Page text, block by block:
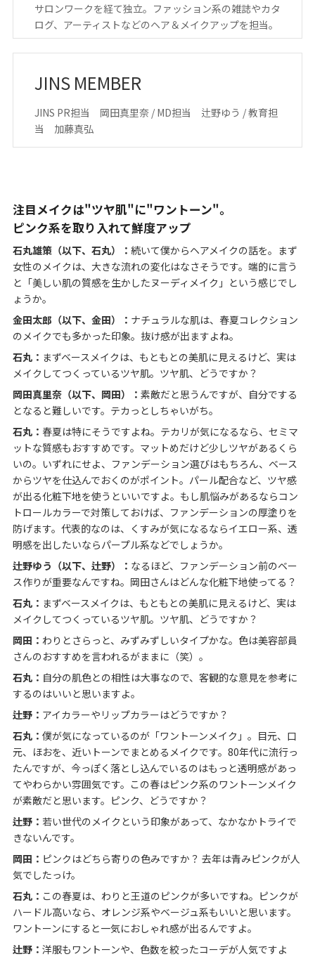
サロンワークを経て独立。ファッション系の雑誌やカタ
ログ、アーティストなどのヘア＆メイクアップを担当。
JINS MEMBER
JINS PR担当 岡田真里奈 / MD担当 辻野ゆう / 教育担
当 加藤真弘
注目メイクは"ツヤ肌"に"ワントーン"。
ピンク系を取り入れて鮮度アップ
石丸雄策（以下、石丸）： 続いて僕からヘアメイクの話を。まず
女性のメイクは、大きな流れの変化はなさそうです。端的に言う
と「美しい肌の質感を生かしたヌーディメイク」という感じでし
ょうか。
金田太郎（以下、金田）： ナチュラルな肌は、春夏コレクション
のメイクでも多かった印象。抜け感が出ますよね。
石丸： まずベースメイクは、もともとの美肌に見えるけど、実は
メイクしてつくっているツヤ肌。ツヤ肌、どうですか？
岡田真里奈（以下、岡田）： 素敵だと思うんですが、自分でする
となると難しいです。テカっとしちゃいがち。
石丸： 春夏は特にそうですよね。テカリが気になるなら、セミマ
ットな質感もおすすめです。マットめだけど少しツヤがあるくら
いの。いずれにせよ、ファンデーション選びはもちろん、ベース
からツヤを仕込んでおくのがポイント。パール配合など、ツヤ感
が出る化粧下地を使うといいですよ。もし肌悩みがあるならコン
トロールカラーで対策しておけば、ファンデーションの厚塗りを
防げます。代表的なのは、くすみが気になるならイエロー系、透
明感を出したいならパープル系などでしょうか。
辻野ゆう（以下、辻野）： なるほど、ファンデーション前のベー
ス作りが重要なんですね。岡田さんはどんな化粧下地使ってる？
石丸： まずベースメイクは、もともとの美肌に見えるけど、実は
メイクしてつくっているツヤ肌。ツヤ肌、どうですか？
岡田： わりとさらっと、みずみずしいタイプかな。色は美容部員
さんのおすすめを言われるがままに（笑）。
石丸： 自分の肌色との相性は大事なので、客観的な意見を参考に
するのはいいと思いますよ。
辻野： アイカラーやリップカラーはどうですか？
石丸： 僕が気になっているのが「ワントーンメイク」。目元、口
元、ほおを、近いトーンでまとめるメイクです。80年代に流行っ
たんですが、今っぽく落とし込んでいるのはもっと透明感があっ
てやわらかい雰囲気です。この春はピンク系のワントーンメイク
が素敵だと思います。ピンク、どうですか？
辻野： 若い世代のメイクという印象があって、なかなかトライで
きないんです。
岡田： ピンクはどちら寄りの色みですか？ 去年は青みピンクが人
気でしたっけ。
石丸： この春夏は、わりと王道のピンクが多いですね。ピンクが
ハードル高いなら、オレンジ系やベージュ系もいいと思います。
ワントーンにすると一気におしゃれ感が出るんですよ。
辻野： 洋服もワントーンや、色数を絞ったコーデが人気ですよ